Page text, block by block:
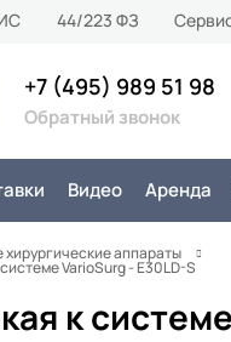
44/223 ФЗ
+7 (495) 989 51 98
Обратный звонок
Видео Аренда
хирургические аппараты
VarioSurg - E30LD-S
к системе